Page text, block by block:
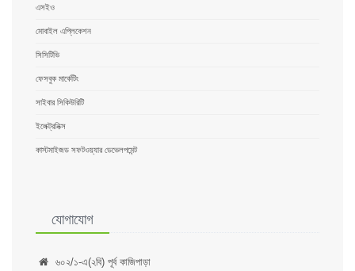
এসইও
মোবাইল এপ্লিকেশন
সিসিটিভি
ফেসবুক মার্কেটিং
সাইবার সিকিউরিটি
ইলেক্ট্রনিক্স
কাস্টমাইজড সফটওয়্যার ডেভেলপমেন্ট
যোগাযোগ
৬০২/১-এ(২বি) পূর্ব কাজিপাড়া